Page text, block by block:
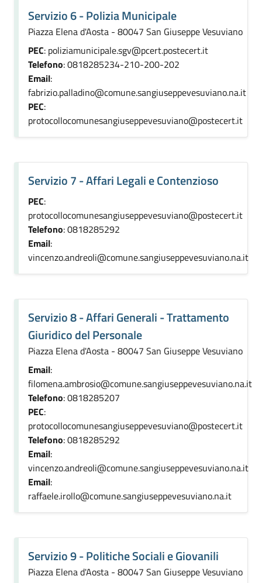
Servizio 6 - Polizia Municipale
Piazza Elena d'Aosta - 80047 San Giuseppe Vesuviano
PEC: poliziamunicipale.sgv@pcert.postecert.it
Telefono: 0818285234-210-200-202
Email:
fabrizio.palladino@comune.sangiuseppevesuviano.na.it
PEC:
protocollocomunesangiuseppevesuviano@postecert.it
Servizio 7 - Affari Legali e Contenzioso
PEC:
protocollocomunesangiuseppevesuviano@postecert.it
Telefono: 0818285292
Email:
vincenzo.andreoli@comune.sangiuseppevesuviano.na.it
Servizio 8 - Affari Generali - Trattamento
Giuridico del Personale
Piazza Elena d'Aosta - 80047 San Giuseppe Vesuviano
Email:
filomena.ambrosio@comune.sangiuseppevesuviano.na.it
Telefono: 0818285207
PEC:
protocollocomunesangiuseppevesuviano@postecert.it
Telefono: 0818285292
Email:
vincenzo.andreoli@comune.sangiuseppevesuviano.na.it
Email:
raffaele.irollo@comune.sangiuseppevesuviano.na.it
Servizio 9 - Politiche Sociali e Giovanili
Piazza Elena d'Aosta - 80047 San Giuseppe Vesuviano